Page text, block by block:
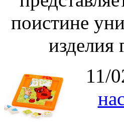
поистине
изделия
11/